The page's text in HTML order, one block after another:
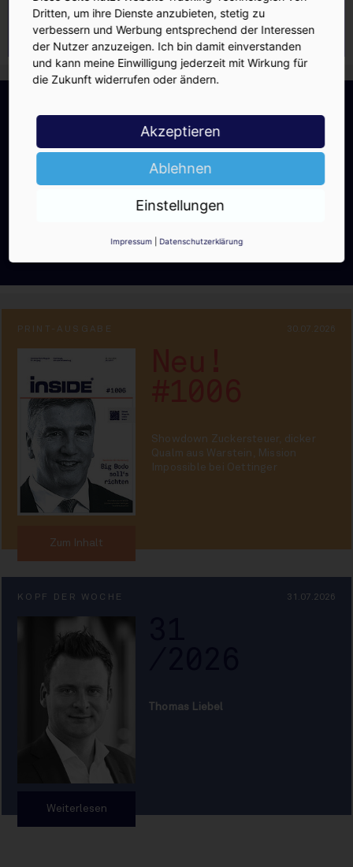
Jetzt anmelden!
INSIDE-Newsletter erhalten.
PRINT-AUSGABE 30.07.2026
Showdown Zuckersteuer, dicker
Qualm aus Warstein, Mission
Impossible bei Oettinger
Zum Inhalt
KOPF DER WOCHE 31.07.2026
Thomas Liebel
Weiterlesen
Dritten, um ihre Dienste anzubieten, stetig zu
verbessern und Werbung entsprechend der Interessen
der Nutzer anzuzeigen. Ich bin damit einverstanden
und kann meine Einwilligung jederzeit mit Wirkung für
die Zukunft widerrufen oder ändern.
Akzeptieren
Ablehnen
Einstellungen
Impressum Datenschutzerklärung